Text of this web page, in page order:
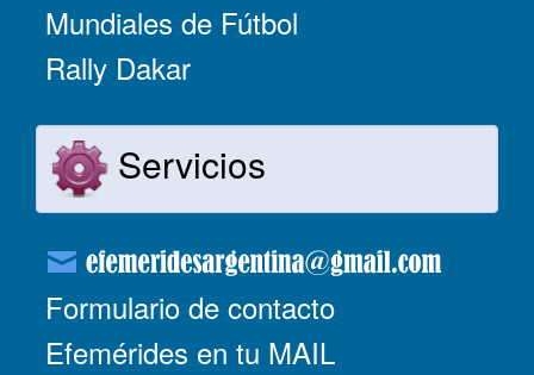
Mundiales de Fútbol
Rally Dakar
Servicios
Formulario de contacto
Efemérides en tu MAIL